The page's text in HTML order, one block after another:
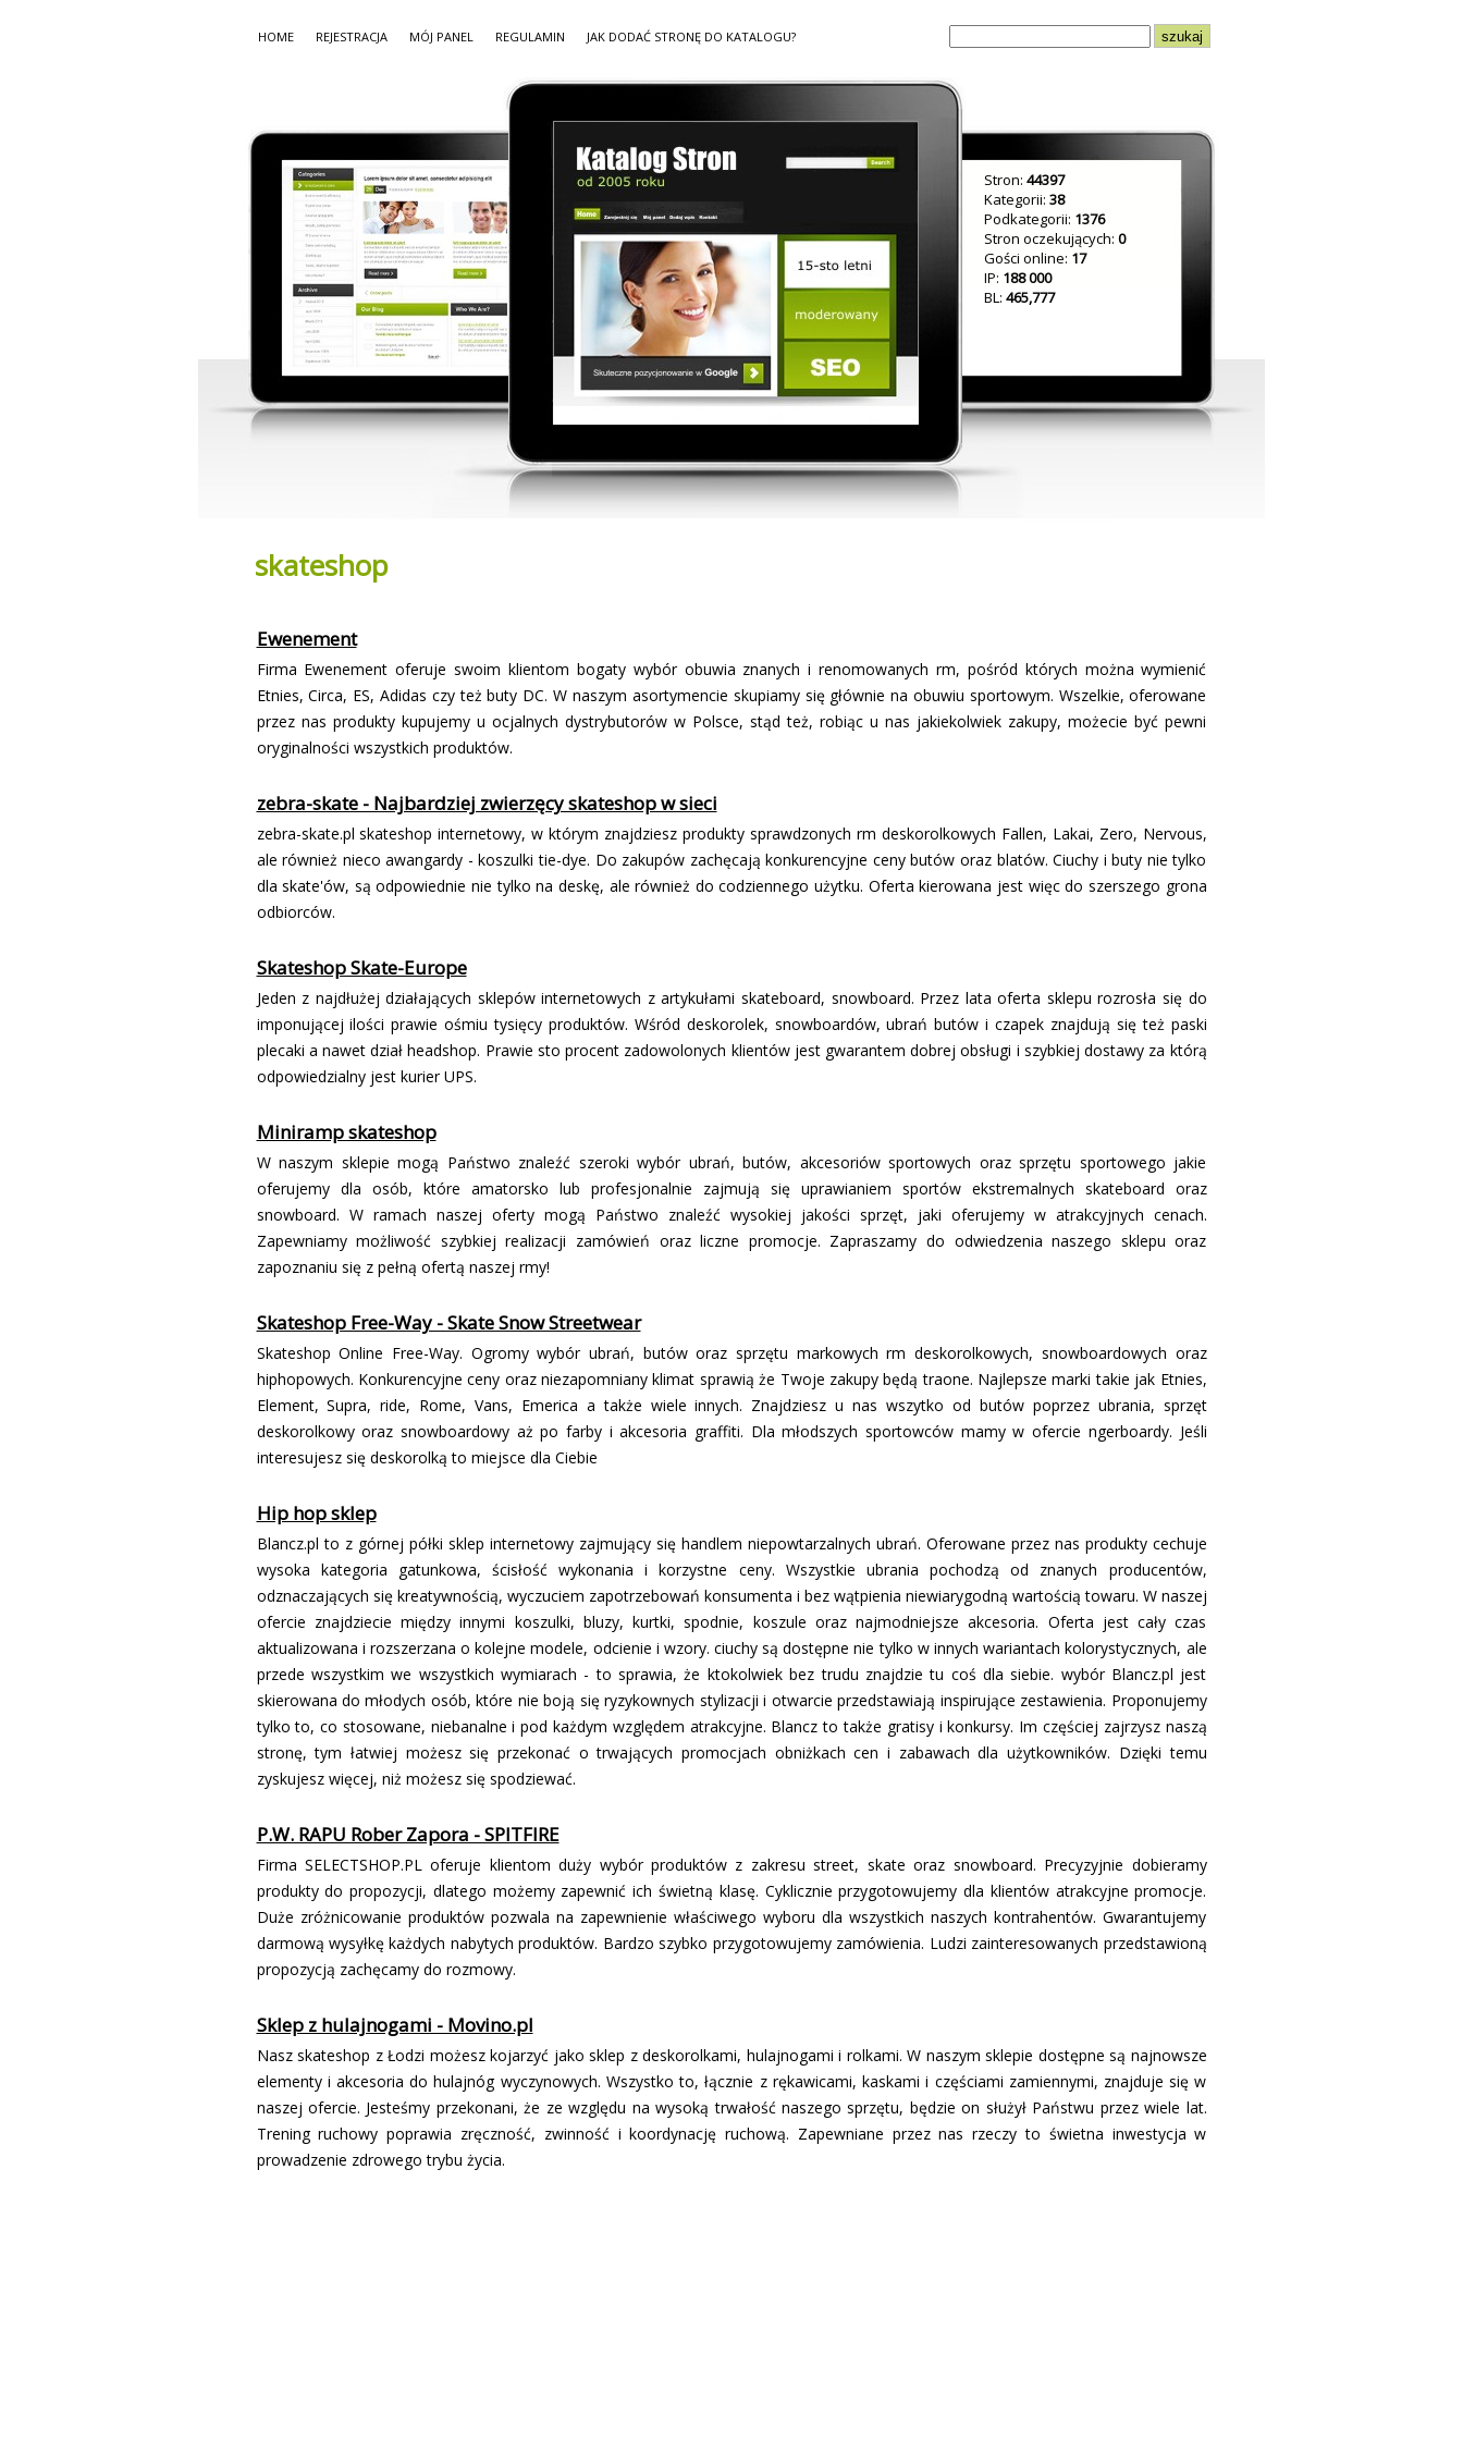
HOME REJESTRACJA MÓJ PANEL REGULAMIN JAK DODAĆ STRONĘ DO KATALOGU?
Stron: 44397
Kategorii: 38
Podkategorii: 1376
Stron oczekujących: 0
Gości online: 17
IP: 188 000
BL: 465,777
skateshop
Ewenement
Firma Ewenement oferuje swoim klientom bogaty wybór obuwia znanych i renomowanych firm, pośród których można wymienić
Etnies, Circa, ES, Adidas czy też buty DC. W naszym asortymencie skupiamy się głównie na obuwiu sportowym. Wszelkie, oferowane
przez nas produkty kupujemy u oficjalnych dystrybutorów w Polsce, stąd też, robiąc u nas jakiekolwiek zakupy, możecie być pewni
oryginalności wszystkich produktów.
zebra-skate - Najbardziej zwierzęcy skateshop w sieci
zebra-skate.pl skateshop internetowy, w którym znajdziesz produkty sprawdzonych firm deskorolkowych Fallen, Lakai, Zero, Nervous,
ale również nieco awangardy - koszulki tie-dye. Do zakupów zachęcają konkurencyjne ceny butów oraz blatów. Ciuchy i buty nie tylko
dla skate'ów, są odpowiednie nie tylko na deskę, ale również do codziennego użytku. Oferta kierowana jest więc do szerszego grona
odbiorców.
Skateshop Skate-Europe
Jeden z najdłużej działających sklepów internetowych z artykułami skateboard, snowboard. Przez lata oferta sklepu rozrosła się do
imponującej ilości prawie ośmiu tysięcy produktów. Wśród deskorolek, snowboardów, ubrań butów i czapek znajdują się też paski
plecaki a nawet dział headshop. Prawie sto procent zadowolonych klientów jest gwarantem dobrej obsługi i szybkiej dostawy za którą
odpowiedzialny jest kurier UPS.
Miniramp skateshop
W naszym sklepie mogą Państwo znaleźć szeroki wybór ubrań, butów, akcesoriów sportowych oraz sprzętu sportowego jakie
oferujemy dla osób, które amatorsko lub profesjonalnie zajmują się uprawianiem sportów ekstremalnych skateboard oraz
snowboard. W ramach naszej oferty mogą Państwo znaleźć wysokiej jakości sprzęt, jaki oferujemy w atrakcyjnych cenach.
Zapewniamy możliwość szybkiej realizacji zamówień oraz liczne promocje. Zapraszamy do odwiedzenia naszego sklepu oraz
zapoznaniu się z pełną ofertą naszej firmy!
Skateshop Free-Way - Skate Snow Streetwear
Skateshop Online Free-Way. Ogromy wybór ubrań, butów oraz sprzętu markowych firm deskorolkowych, snowboardowych oraz
hiphopowych. Konkurencyjne ceny oraz niezapomniany klimat sprawią że Twoje zakupy będą trafione. Najlepsze marki takie jak Etnies,
Element, Supra, ride, Rome, Vans, Emerica a także wiele innych. Znajdziesz u nas wszytko od butów poprzez ubrania, sprzęt
deskorolkowy oraz snowboardowy aż po farby i akcesoria graffiti. Dla młodszych sportowców mamy w ofercie fingerboardy. Jeśli
interesujesz się deskorolką to miejsce dla Ciebie
Hip hop sklep
Blancz.pl to z górnej półki sklep internetowy zajmujący się handlem niepowtarzalnych ubrań. Oferowane przez nas produkty cechuje
wysoka kategoria gatunkowa, ścisłość wykonania i korzystne ceny. Wszystkie ubrania pochodzą od znanych producentów,
odznaczających się kreatywnością, wyczuciem zapotrzebowań konsumenta i bez wątpienia niewiarygodną wartością towaru. W naszej
ofercie znajdziecie między innymi koszulki, bluzy, kurtki, spodnie, koszule oraz najmodniejsze akcesoria. Oferta jest cały czas
aktualizowana i rozszerzana o kolejne modele, odcienie i wzory. ciuchy są dostępne nie tylko w innych wariantach kolorystycznych, ale
przede wszystkim we wszystkich wymiarach - to sprawia, że ktokolwiek bez trudu znajdzie tu coś dla siebie. wybór Blancz.pl jest
skierowana do młodych osób, które nie boją się ryzykownych stylizacji i otwarcie przedstawiają inspirujące zestawienia. Proponujemy
tylko to, co stosowane, niebanalne i pod każdym względem atrakcyjne. Blancz to także gratisy i konkursy. Im częściej zajrzysz naszą
stronę, tym łatwiej możesz się przekonać o trwających promocjach obniżkach cen i zabawach dla użytkowników. Dzięki temu
zyskujesz więcej, niż możesz się spodziewać.
P.W. RAPU Rober Zapora - SPITFIRE
Firma SELECTSHOP.PL oferuje klientom duży wybór produktów z zakresu street, skate oraz snowboard. Precyzyjnie dobieramy
produkty do propozycji, dlatego możemy zapewnić ich świetną klasę. Cyklicznie przygotowujemy dla klientów atrakcyjne promocje.
Duże zróżnicowanie produktów pozwala na zapewnienie właściwego wyboru dla wszystkich naszych kontrahentów. Gwarantujemy
darmową wysyłkę każdych nabytych produktów. Bardzo szybko przygotowujemy zamówienia. Ludzi zainteresowanych przedstawioną
propozycją zachęcamy do rozmowy.
Sklep z hulajnogami - Movino.pl
Nasz skateshop z Łodzi możesz kojarzyć jako sklep z deskorolkami, hulajnogami i rolkami. W naszym sklepie dostępne są najnowsze
elementy i akcesoria do hulajnóg wyczynowych. Wszystko to, łącznie z rękawicami, kaskami i częściami zamiennymi, znajduje się w
naszej ofercie. Jesteśmy przekonani, że ze względu na wysoką trwałość naszego sprzętu, będzie on służył Państwu przez wiele lat.
Trening ruchowy poprawia zręczność, zwinność i koordynację ruchową. Zapewniane przez nas rzeczy to świetna inwestycja w
prowadzenie zdrowego trybu życia.